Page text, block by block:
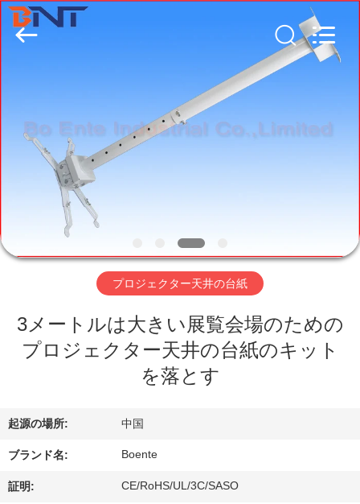
プ
ク
私
つ
い
て
Boente
Technology
Co.,
Developed
プロジェクター天井の台紙
3メートルは大きい展覧会場のための
プロジェクター天井の台紙のキット
を落とす
起源の場所: 中国
ブランド名: Boente
証明: CE/RoHS/UL/3C/SASO